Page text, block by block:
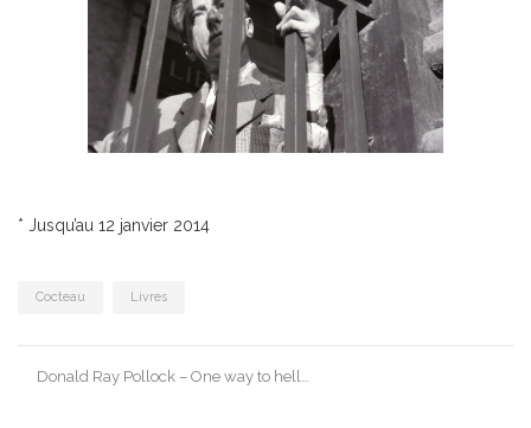
* Jusqu’au 12 janvier 2014
Cocteau Livres
Post
Donald Ray Pollock – One way to hell…